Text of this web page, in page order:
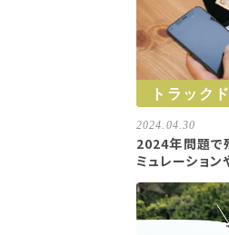
トラック
2024.04.30
2024年問題で
ミュレーショ